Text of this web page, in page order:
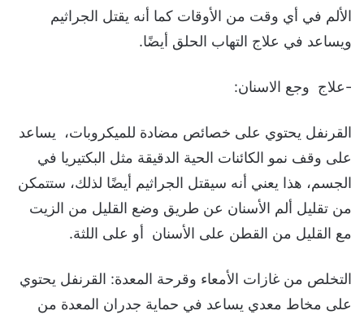
الألم في أي وقت من الأوقات كما أنه يقتل الجراثيم
ويساعد في علاج التهاب الحلق أيضًا.
-علاج وجع الاسنان:
القرنفل يحتوي على خصائص مضادة للميكروبات، يساعد
على وقف نمو الكائنات الحية الدقيقة مثل البكتيريا في
الجسم، هذا يعني أنه سيقتل الجراثيم أيضًا لذلك، ستتمكن
من تقليل ألم الأسنان عن طريق وضع القليل من الزيت
مع القليل من القطن على الأسنان أو على اللثة.
التخلص من غازات الأمعاء وقرحة المعدة: القرنفل يحتوي
على مخاط معدي يساعد في حماية جدران المعدة من